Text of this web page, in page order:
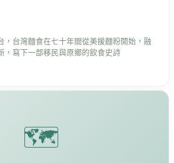
，台灣麵食在七十年間從美援麵粉開始，融
，寫下一部移民與原鄉的飲食史詩
🗺️